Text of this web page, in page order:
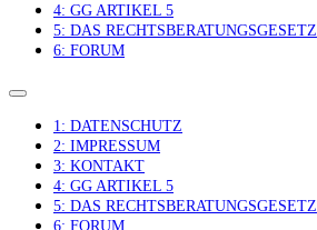
4: GG ARTIKEL 5
5: DAS RECHTSBERATUNGSGESETZ
6: FORUM
1: DATENSCHUTZ
2: IMPRESSUM
3: KONTAKT
4: GG ARTIKEL 5
5: DAS RECHTSBERATUNGSGESETZ
6: FORUM